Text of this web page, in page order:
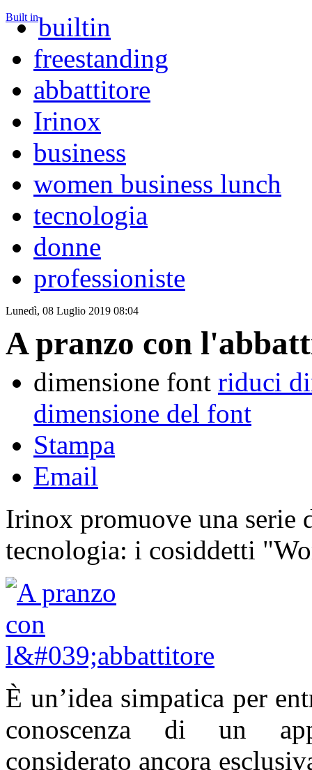
Built inbuiltin
freestanding
abbattitore
Irinox
business
women business lunch
tecnologia
donne
professioniste
Lunedì, 08 Luglio 2019 08:04
A pranzo con
dimensione font riduci
dimensione del font
Stampa
Email
Irinox promuove una serie
tecnologia: i cosiddetti
È un’idea simpatica per
conoscenza di un
considerato ancora